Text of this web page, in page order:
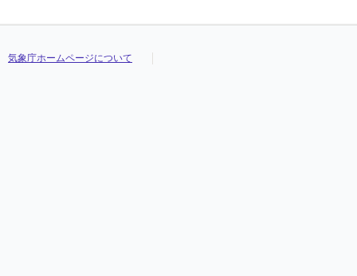
気象庁ホームページについて